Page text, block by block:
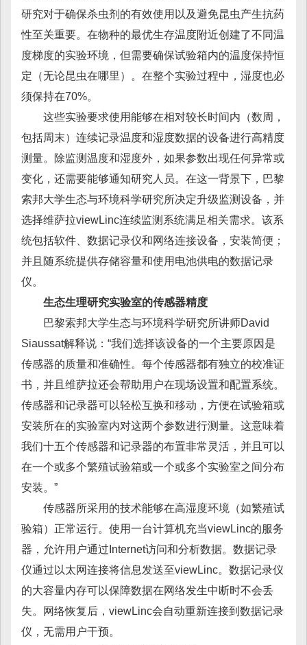
研究对于确保杀虫剂的有效使用以及避免昆虫产生抗药
性至关重要。在物种的最优生存温度附近创建了不同温
度梯度的实验环境，但需要确保试验箱内的温度保持恒
定（无论昆虫在哪里）。在整个实验过程中，湿度也必
须保持在70%。
这些实验要求使用能够在相对较长时间内（数周，
包括周末）连续记录温度和湿度数据的设备进行高精度
测量。除监测温度和湿度外，如果参数出现任何异常或
变化，还需要能够通知研究人员。在这一背景下，巴黎
索邦大学生态与环境科学研究所决定升级监测设备，并
选择维萨拉viewLinc连续监测系统满足相关需求。该系
统包括软件、数据记录仪和网络连接设备，安装简便；
并且随系统提供存储容量和使用电池供电的数据记录
仪。
生态生理研究实验室的传感器精度
巴黎索邦大学生态与环境科学研究所讲师David
Siaussat解释说：“我们选择该设备的一个主要原因是
传感器的质量和准确性。每个传感器都有独立的校准证
书，并且维萨拉还会帮助用户在现场设置和配置系统。
传感器和记录器可以轻松互换和移动，方便在试验箱或
安装所在的实验室内对这两个参数进行测量。这意味着
我们十五个传感器和记录器的布置非常灵活，并且可以
在一个或多个繁殖试验箱或一个或多个实验室之间分布
安装。”
传感器所采用的技术能够在高湿度环境（如繁殖试
验箱）正常运行。使用一台计算机充当viewLinc的服务
器，允许用户通过Internet访问和分析数据。数据记录
仪通过以太网连接将信息发送至viewLinc。数据记录仪
的大容量内存可以保障数据在网络发生中断时不会丢
失。网络恢复后，viewLinc会自动重新连接到数据记录
仪，无需用户干预。